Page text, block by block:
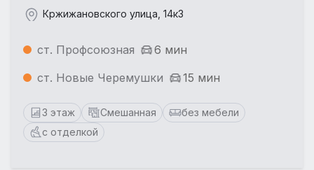
Кржижановского улица, 14к3
ст. Профсоюзная
6 мин
ст. Новые Черемушки
15 мин
3 этаж Смешанная
без мебели
с отделкой